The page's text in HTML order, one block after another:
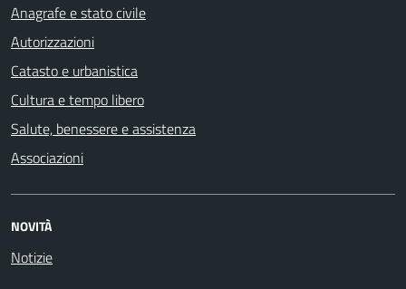
Anagrafe e stato civile
Autorizzazioni
Catasto e urbanistica
Cultura e tempo libero
Salute, benessere e assistenza
Associazioni
NOVITÀ
Notizie